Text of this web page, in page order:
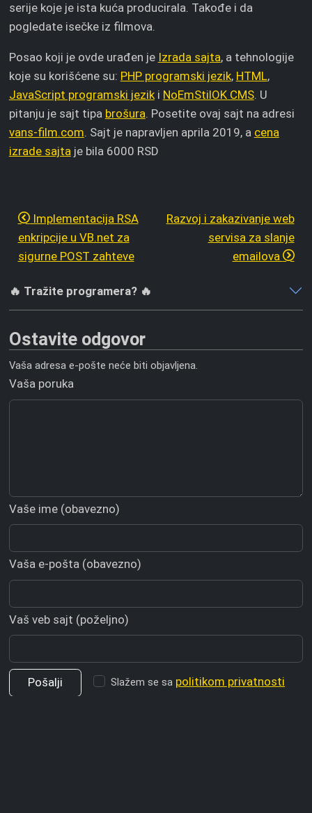
serije koje je ista kuća producirala. Takođe i da
pogledate isečke iz filmova.
Posao koji je ovde urađen je Izrada sajta, a tehnologije
koje su korišćene su: PHP programski jezik, HTML,
JavaScript programski jeziki NoEmStilOK CMS. U
pitanju je sajt tipa brošura. Posetite ovaj sajt na adresi
vans-film.com. Sajt je napravljen aprila 2019, a cena
izrade sajtaje bila 6000 RSD
Implementacija RSA
enkripcije u VB.net za
sigurne POST zahteve
Razvoj i zakazivanje web
servisa za slanje
emailova
🔥 Tražite programera? 🔥
Ostavite odgovor
Vaša adresa e-pošte neće biti objavljena.
Vaša poruka
Vaše ime (obavezno)
Vaša e-pošta (obavezno)
Vaš veb sajt (poželjno)
Slažem se sa politikom privatnosti